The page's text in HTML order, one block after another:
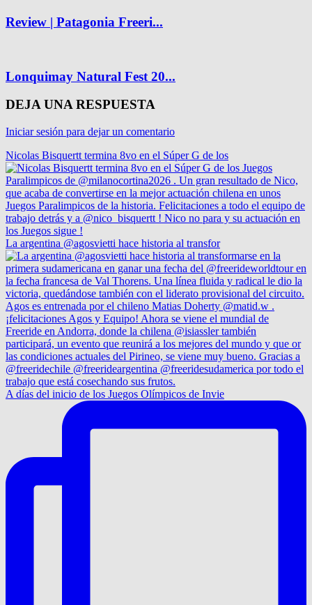
Review | Patagonia Freeri...
Lonquimay Natural Fest 20...
DEJA UNA RESPUESTA
Iniciar sesión para dejar un comentario
Nicolas Bisquertt termina 8vo en el Súper G de los
La argentina @agosvietti hace historia al transfor
A días del inicio de los Juegos Olímpicos de Invie